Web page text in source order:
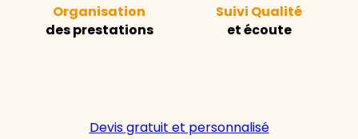
Organisation
des prestations
Suivi Qualité
et écoute
Devis gratuit et personnalisé